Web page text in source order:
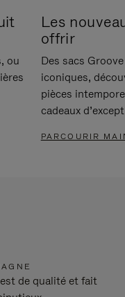
ou
Les
offrir
Des sacs
iconiques,
pièces
cadeaux
PARCOURIR
de qualité et fait